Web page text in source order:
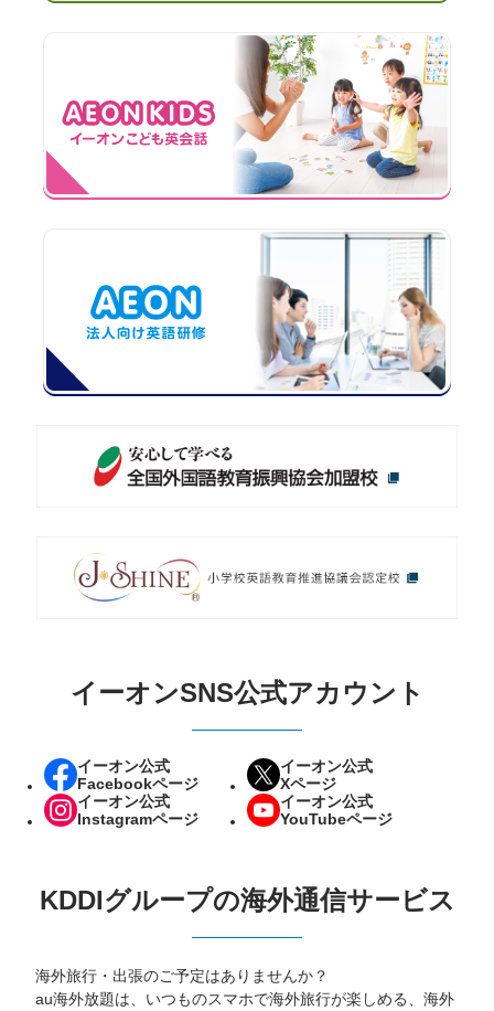
イーオンSNS公式アカウント
イーオン公式
Facebookページ
イーオン公式
Xページ
イーオン公式
Instagramページ
イーオン公式
YouTubeページ
KDDIグループの海外通信サービス
海外旅行・出張のご予定はありませんか？
au海外放題は、いつものスマホで海外旅行が楽しめる、海外